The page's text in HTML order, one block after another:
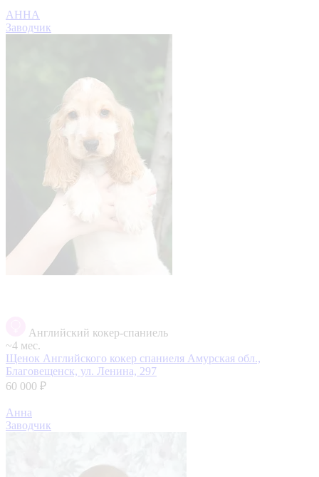
АННА
Заводчик
Английский кокер-спаниель
~4 мес.
Щенок Английского кокер спаниеля Амурская обл.,
Благовещенск, ул. Ленина, 297
60 000 ₽
Анна
Заводчик